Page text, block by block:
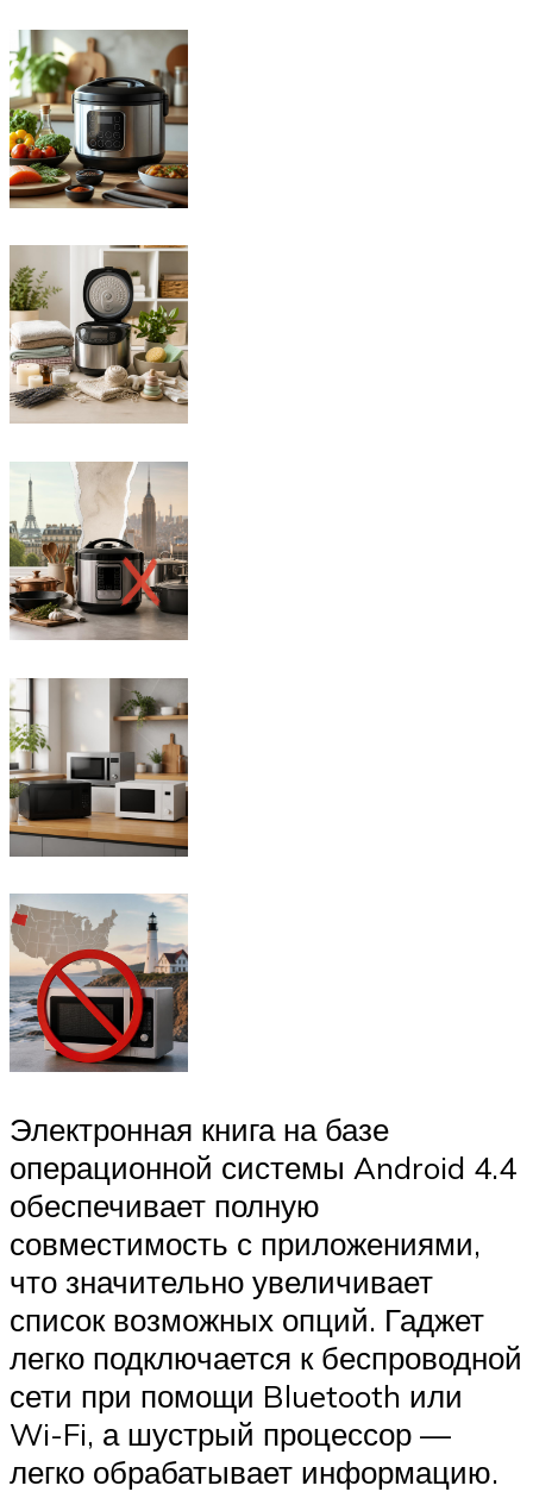
Электронная книга на базе
операционной системы Android 4.4
обеспечивает полную
совместимость с приложениями,
что значительно увеличивает
список возможных опций. Гаджет
легко подключается к беспроводной
сети при помощи Bluetooth или
Wi-Fi, а шустрый процессор —
легко обрабатывает информацию.